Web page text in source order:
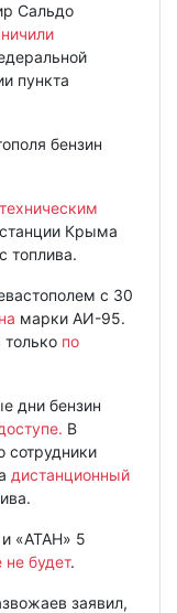
Сальдо
пункта
бензин
Крыма
топлива.
с 30
марки АИ-95.
по
дни бензин
В
сотрудники
дистанционный
«АТАН» 5
будет.
заявил,